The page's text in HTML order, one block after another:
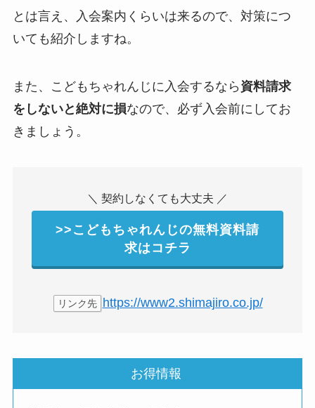
とは言え、入会案内くらいは来るので、対策につ
いても紹介しますね。
また、こどもちゃれんじに入会するなら 資料請求
をしないと絶対に損なので、必ず入会前にしてお
きましょう。
＼ 契約しなくても大丈夫 ／
>>こどもちゃれんじの無料資料請
求はコチラ
リンク先 https://www2.shimajiro.co.jp/
お得情報